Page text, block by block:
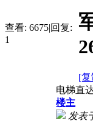
查看: 6675|回复:
1
[
电梯直
楼主
发表